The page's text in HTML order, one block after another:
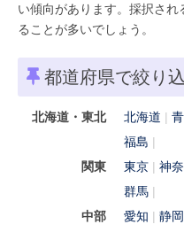
い傾向があります。採択さ
ることが多いでしょう。
都道府県で絞り
北海道・東北 北海道
福島
関東
東京 神奈
群馬
中部
愛知 静岡